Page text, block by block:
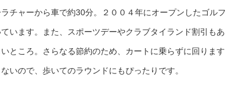
チャーから車で約30分。２００４年にオープンしたゴルフ
います。また、スポーツデーやクラブタイランド割引もあ
ところ。さらなる節約のため、カートに乗らずに回ります
いので、歩いてのラウンドにもぴったりです。